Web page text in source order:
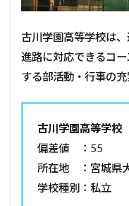
古川学園高等学校は
進路に対応できるコ
する部活動・行事の充
古川学園高等学校
偏差値 ：55
所在地 ：宮城県
学校種別：私立